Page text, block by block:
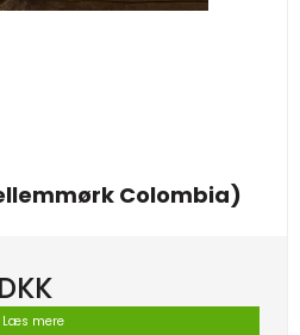
Colombia)
Læs mere